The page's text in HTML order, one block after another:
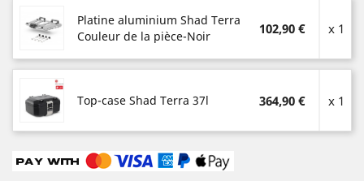
Platine aluminium Shad Terra
Couleur de la pièce-Noir
102,90 € x 1
Top-case Shad Terra 37l 364,90 € x 1